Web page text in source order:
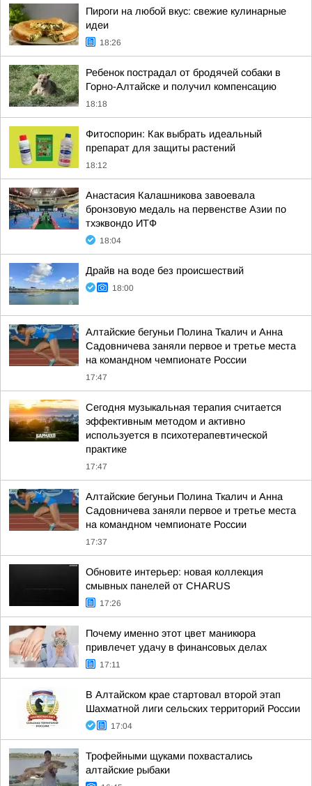
Пироги на любой вкус: свежие кулинарные
идеи
18:26
Ребенок пострадал от бродячей собаки в
Горно-Алтайске и получил компенсацию
18:18
Фитоспорин: Как выбрать идеальный
препарат для защиты растений
18:12
Анастасия Калашникова завоевала
бронзовую медаль на первенстве Азии по
тхэквондо ИТФ
18:04
Драйв на воде без происшествий
18:00
Алтайские бегуньи Полина Ткалич и Анна
Садовничева заняли первое и третье места
на командном чемпионате России
17:47
Сегодня музыкальная терапия считается
эффективным методом и активно
используется в психотерапевтической
практике
17:47
Алтайские бегуньи Полина Ткалич и Анна
Садовничева заняли первое и третье места
на командном чемпионате России
17:37
Обновите интерьер: новая коллекция
смывных панелей от CHARUS
17:26
Почему именно этот цвет маникюра
привлечет удачу в финансовых делах
17:11
В Алтайском крае стартовал второй этап
Шахматной лиги сельских территорий России
17:04
Трофейными щуками похвастались
алтайские рыбаки